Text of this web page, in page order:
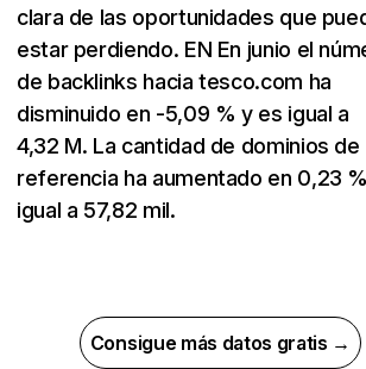
clara de las oportunidades que
estar perdiendo. EN En junio el
de backlinks hacia tesco.com ha
disminuido en -5,09 % y es igual a
4,32 M. La cantidad de dominios de
referencia ha aumentado en 0,23
igual a 57,82 mil.
Consigue más datos gratis →